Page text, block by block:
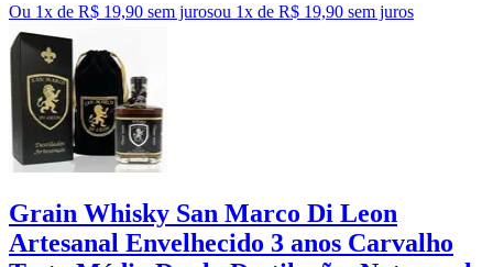
Ou 1x de R$ 19,90 sem jurosou 1x de R$ 19,90 sem juros
Grain Whisky San Marco Di Leon
Artesanal Envelhecido 3 anos Carvalho